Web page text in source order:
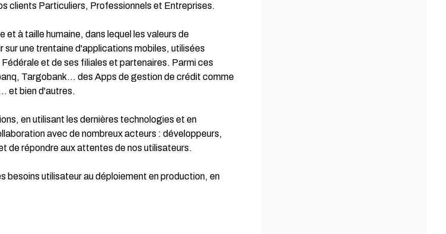
clients Particuliers, Professionnels et Entreprises.
à taille humaine, dans lequel les valeurs de
une trentaine d'applications mobiles, utilisées
et de ses filiales et partenaires. Parmi ces
Targobank… des Apps de gestion de crédit comme
et bien d'autres.
en utilisant les dernières technologies et en
avec de nombreux acteurs : développeurs,
de répondre aux attentes de nos utilisateurs.
besoins utilisateur au déploiement en production, en